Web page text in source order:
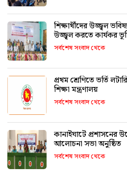
শিক্ষার্থীদের উজ্জ্বল
উজ্জ্বল করতে কার্যকর
সর্বশেষ সংবাদ থেকে
প্রথম শ্রেণিতে ভর্তি
শিক্ষা মন্ত্রণালয়
সর্বশেষ সংবাদ থেকে
কানাইঘাটে প্রশাসনের
আলোচনা সভা অনুষ্ঠিত
সর্বশেষ সংবাদ থেকে